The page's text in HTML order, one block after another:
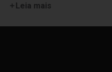
Leia mais